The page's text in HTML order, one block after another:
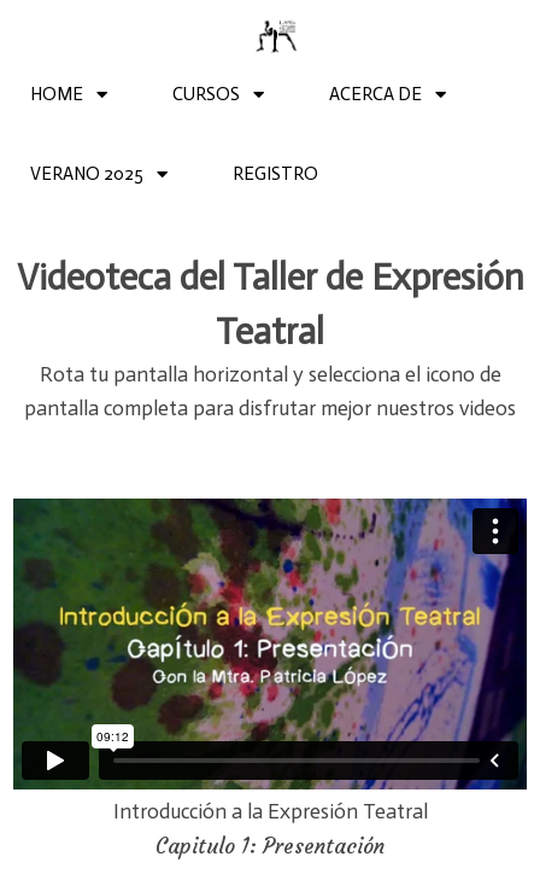
HOME CURSOS ACERCA DE
VERANO 2025 REGISTRO
Videoteca del Taller de Expresión
Teatral
Rota tu pantalla horizontal y selecciona el icono de
pantalla completa para disfrutar mejor nuestros videos
Introducción a la Expresión Teatral
Capitulo 1: Presentación